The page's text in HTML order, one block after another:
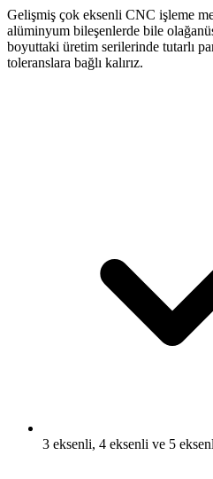
Gelişmiş çok eksenli CNC işleme
alüminyum bileşenlerde bile
boyuttaki üretim serilerinde tutarlı
toleranslara bağlı kalırız.
3 eksenli, 4 eksenli ve 5